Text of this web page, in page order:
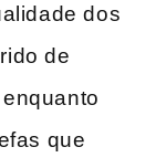
dos⁢
de
que‍